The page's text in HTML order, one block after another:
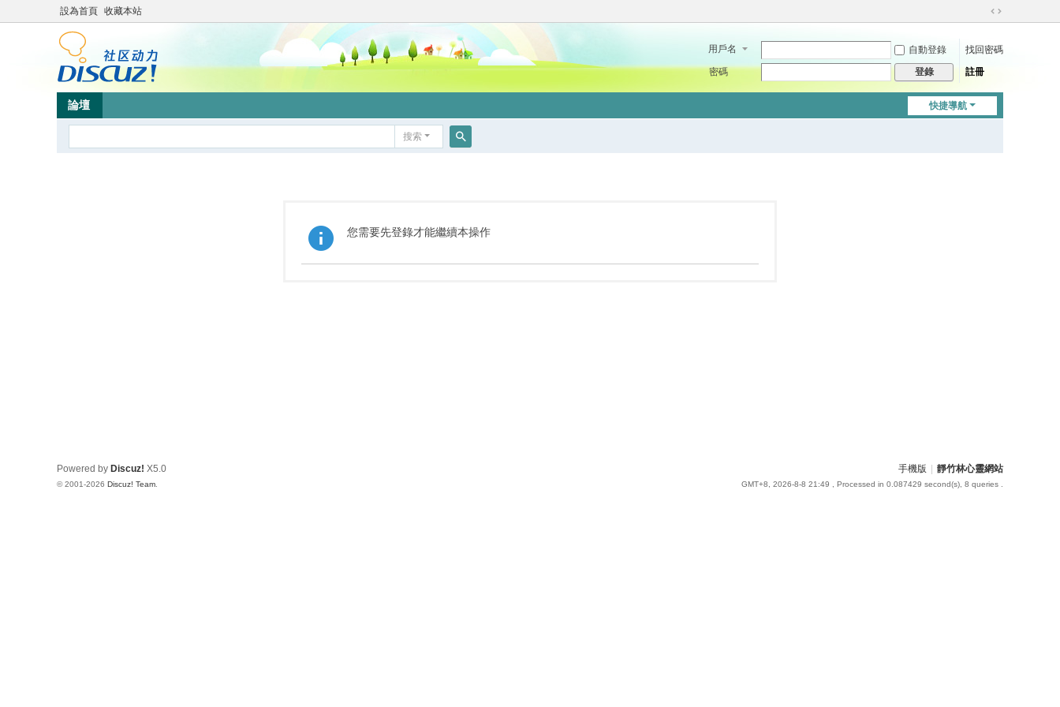
設為首頁 收藏本站
切
到
用戶名 自動登錄
找回密碼
密碼
登錄 註冊
快捷導航
論壇
搜索
您需要先登錄才能繼續本操作
手機版 靜竹林心靈網站
GMT+8, 2026-8-8 21:49 , Processed in 0.087429 second(s), 8 queries .
Powered by Discuz! X5.0
© 2001-2026 Discuz! Team